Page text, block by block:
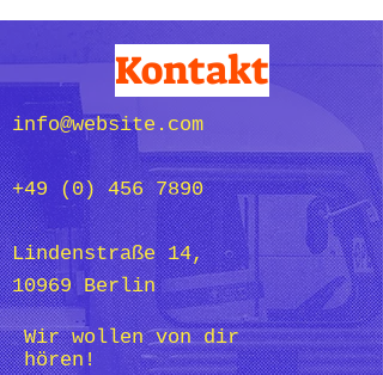
Kontakt
info@website.com
+49 (0) 456 7890
Lindenstraße 14,
10969 Berlin
Wir wollen von dir
hören!